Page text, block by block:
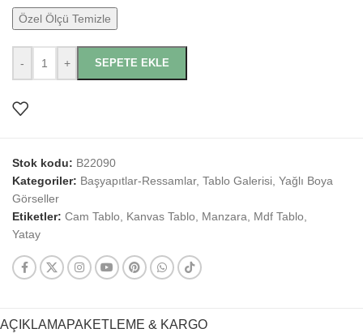
Özel Ölçü Temizle
- + SEPETE EKLE
Stok kodu: B22090
Kategoriler: Başyapıtlar-Ressamlar, Tablo Galerisi, Yağlı Boya
Görseller
Etiketler: Cam Tablo, Kanvas Tablo, Manzara, Mdf Tablo,
Yatay
AÇIKLAMAPAKETLEME & KARGO